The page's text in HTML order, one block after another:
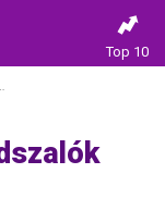
Top 10